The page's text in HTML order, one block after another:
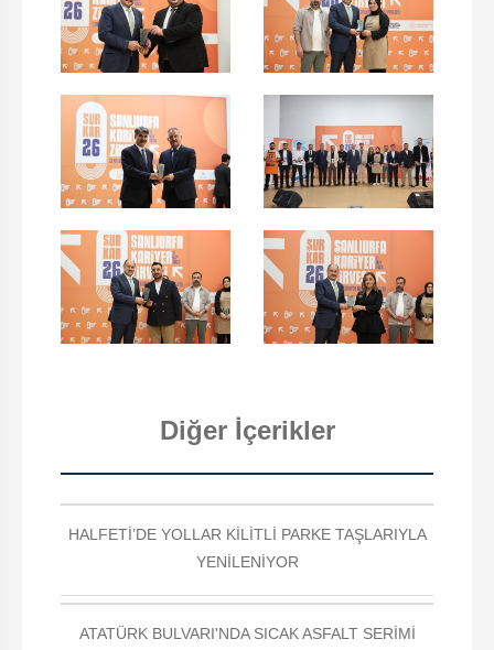
Diğer İçerikler
HALFETİ’DE YOLLAR KİLİTLİ PARKE TAŞLARIYLA
YENİLENİYOR
ATATÜRK BULVARI'NDA SICAK ASFALT SERİMİ